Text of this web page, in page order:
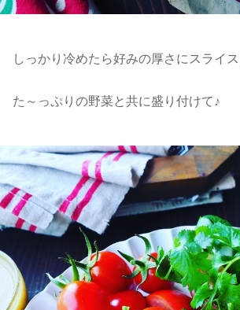
しっかり冷めたら好みの厚さにスライ
た～っぷりの野菜と共に盛り付けて♪